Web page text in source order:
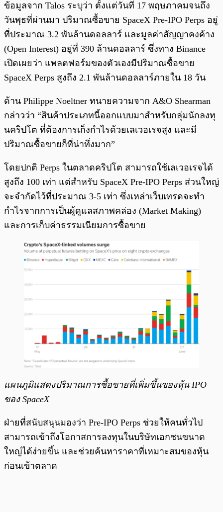
ข้อมูลจาก Talos ระบุว่า ตั้งแต่วันที่ 17 พฤษภาคมจนถึง
วันพุธที่ผ่านมา ปริมาณซื้อขาย SpaceX Pre-IPO Perps อยู่
ที่ประมาณ 3.2 พันล้านดอลลาร์ และมูลค่าสัญญาคงค้าง
(Open Interest) อยู่ที่ 390 ล้านดอลลาร์ ซึ่งทาง Binance
เปิดเผยว่า แพลตฟอร์มของตัวเองมีปริมาณซื้อขาย
SpaceX Perps สูงถึง 2.1 พันล้านดอลลาร์ภายใน 18 วัน
ด้าน Philippe Noeltner ทนายความจาก A&O Shearman
กล่าวว่า “สินค้าประเภทนี้ออกแบบมาสำหรับกลุ่มนักลงทุ
นคริปโต ที่ต้องการเก็งกำไรด้วยเลเวอเรจสูง และมี
ปริมาณซื้อขายก็ที่น่าทึ่งมาก”
โดยปกติ Perps ในตลาดคริปโต สามารถใช้เลเวอเรจได้
สูงถึง 100 เท่า แต่สำหรับ SpaceX Pre-IPO Perps ส่วนใหญ่
จะจำกัดไว้ที่ประมาณ 3-5 เท่า ซึ่งเหล่าเว็บเทรดจะทำ
กำไรจากการเป็นผู้ดูแลสภาพคล่อง (Market Making)
และการเก็บค่าธรรมเนียมการซื้อขาย
แผนภูมิแสดงปริมาณการซื้อขายที่เพิ่มขึ้นของหุ้น IPO
ของ SpaceX
ฝ่ายที่สนับสนุนมองว่า Pre-IPO Perps ช่วยให้คนทั่วไป
สามารถเข้าถึงโอกาสการลงทุนในบริษัทเอกชนขนาด
ใหญ่ได้ง่ายขึ้น และช่วยค้นหาราคาที่เหมาะสมของหุ้น
ก่อนเข้าตลาด